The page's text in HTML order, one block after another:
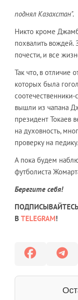
поднял Казахстан".
Никто кроме
похвалить вождей.
почести, и все
Так что, в отличие
которых была
вышли из чапана
президент Токаев
на духовность,
проверку на
А пока будем
футболиста
Берегите себя!
В TELEGRAM!